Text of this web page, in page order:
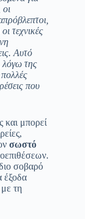
τεχνικές
Αυτό
λόγω της
που
και μπορεί
σωστό
σοβαρό
έξοδα
τη